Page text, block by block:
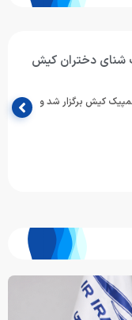
شد
اردوی تیم ملی شنای دختران بالای ۱۵ سال با حضور ۱۰ شناگر منتخب در اصفهان